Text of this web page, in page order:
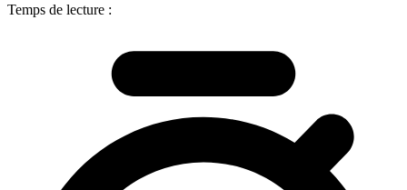
Temps de lecture :